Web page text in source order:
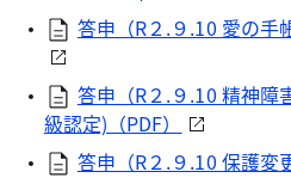
答申（R２.９.10 愛の手
答申（R２.９.10 精神障
級認定)（PDF）
答申（R２.９.10 保護変